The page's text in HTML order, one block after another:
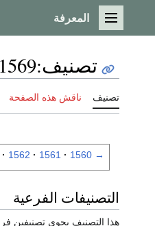
القائمة الرئيسية
المعرفة
تصنيف:1569 في السياسة
تصنيف ناقش هذه الصفحة
→
1560
1561
1562
التصنيفات الفرعية
هذا التصنيف يحوي تصنيفين